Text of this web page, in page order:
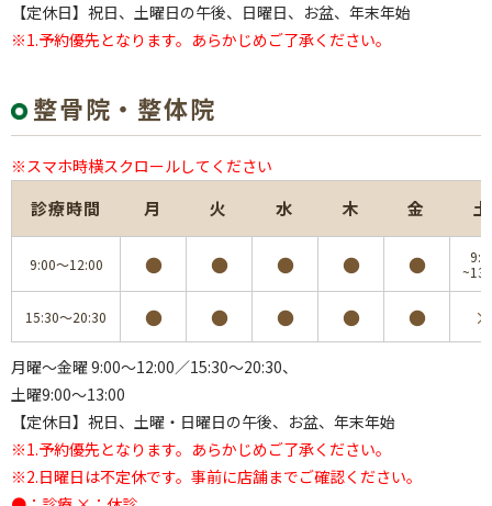
【定休日】祝日、土曜日の午後、日曜日、お盆、年末年始
※1.予約優先となります。あらかじめご了承ください。
整骨院・整体院
※スマホ時横スクロールしてください
診療時間 月 火 水 木 金 土
9:00～12:00 ● ● ● ● ●
15:30～20:30 ● ● ● ● ● ×
月曜～金曜 9:00～12:00／15:30～20:30、
土曜9:00～13:00
【定休日】祝日、土曜・日曜日の午後、お盆、年末年始
※1.予約優先となります。あらかじめご了承ください。
※2.日曜日は不定休です。事前に店舗までご確認ください。